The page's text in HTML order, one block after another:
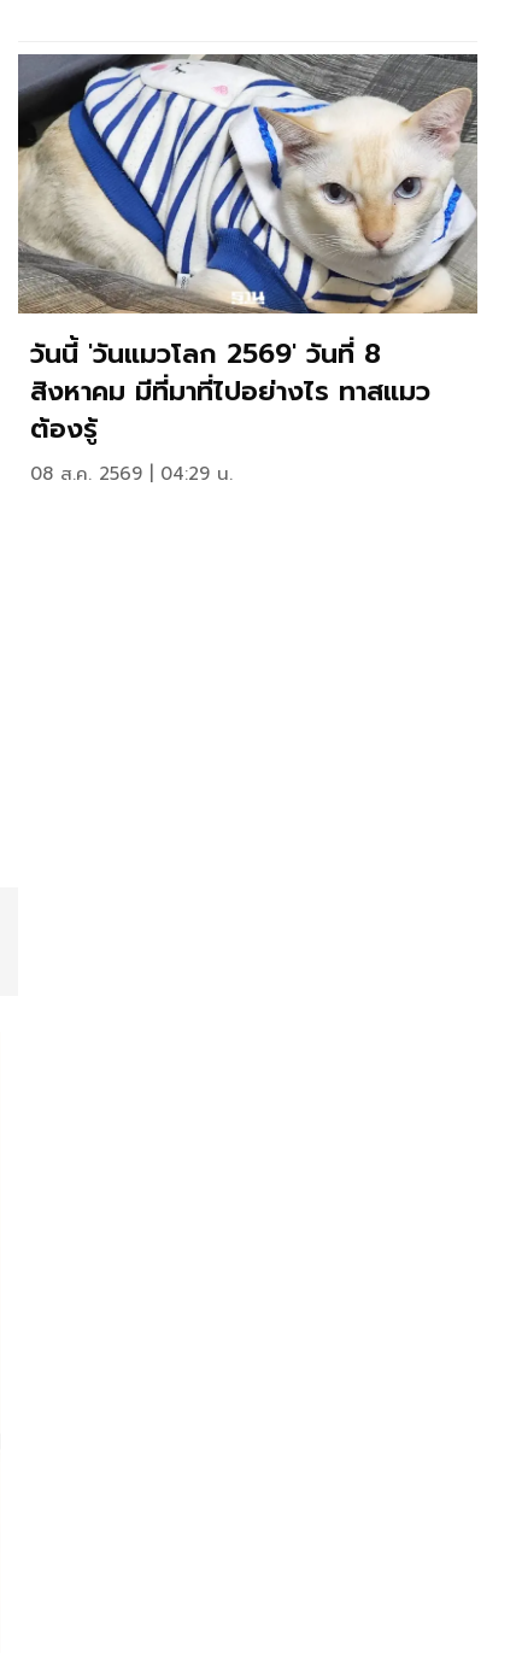
วันนี้ 'วันแมวโลก 2569' วันที่ 8
สิงหาคม มีที่มาที่ไปอย่างไร ทาสแมว
ต้องรู้
08 ส.ค. 2569 | 04:29 น.